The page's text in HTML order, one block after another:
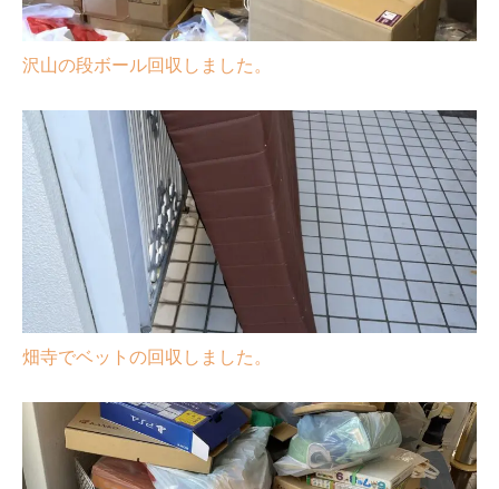
沢山の段ボール回収しました。
畑寺でベットの回収しました。